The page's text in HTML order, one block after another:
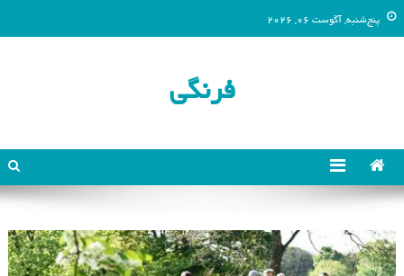
پنج‌شنبه, آگوست 06, 2026
فرنگی